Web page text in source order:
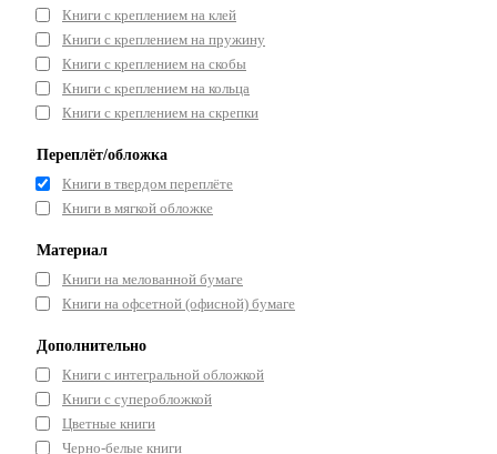
Книги с креплением на клей
Книги с креплением на пружину
Книги с креплением на скобы
Книги с креплением на кольца
Книги с креплением на скрепки
Переплёт/обложка
Книги в твердом переплёте
Книги в мягкой обложке
Материал
Книги на мелованной бумаге
Книги на офсетной (офисной) бумаге
Дополнительно
Книги с интегральной обложкой
Книги с суперобложкой
Цветные книги
Черно-белые книги